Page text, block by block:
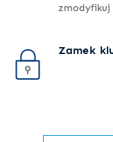
zmodyfikuj
Zamek